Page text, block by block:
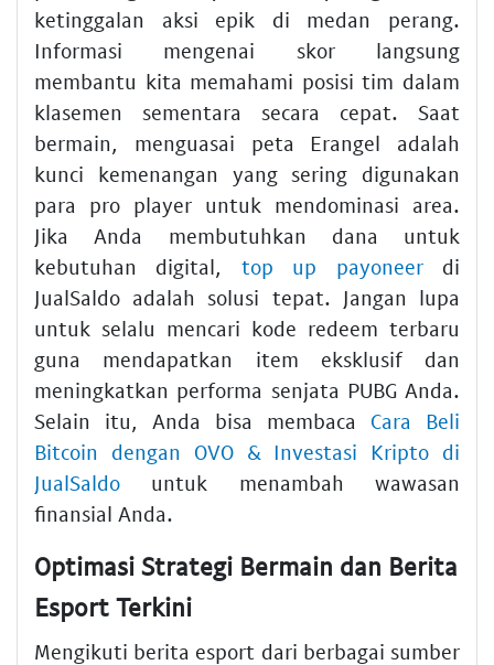
ketinggalan aksi epik di medan perang.
Informasi mengenai skor langsung
membantu kita memahami posisi tim dalam
klasemen sementara secara cepat. Saat
bermain, menguasai peta Erangel adalah
kunci kemenangan yang sering digunakan
para pro player untuk mendominasi area.
Jika Anda membutuhkan dana untuk
kebutuhan digital, top up payoneerdi
JualSaldo adalah solusi tepat. Jangan lupa
untuk selalu mencari kode redeem terbaru
guna mendapatkan item eksklusif dan
meningkatkan performa senjata PUBG Anda.
Selain itu, Anda bisa membaca Cara Beli
Bitcoin dengan OVO & Investasi Kripto di
JualSaldo untuk menambah wawasan
finansial Anda.
Optimasi Strategi Bermain dan Berita
Esport Terkini
Mengikuti berita esport dari berbagai sumber